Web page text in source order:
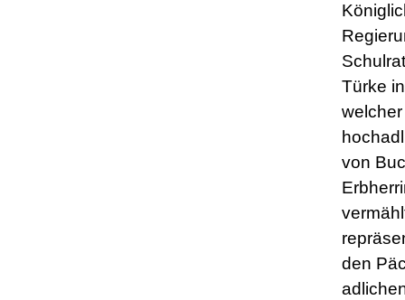
Türke
von
den